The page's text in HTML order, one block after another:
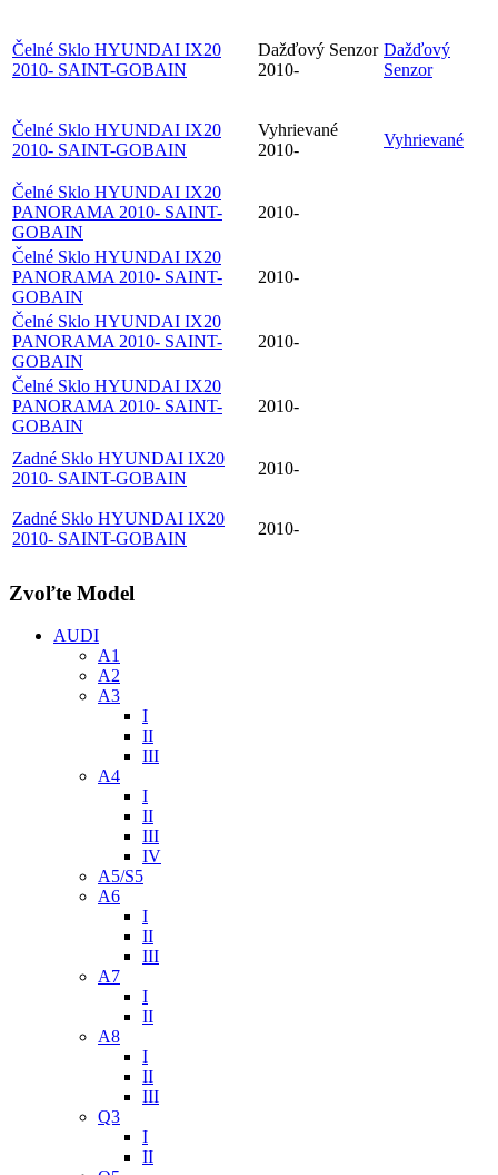
Čelné Sklo HYUNDAI IX20
2010- SAINT-GOBAIN
Dažďový Senzor
2010-
Dažďový
Senzor
Čelné Sklo HYUNDAI IX20
2010- SAINT-GOBAIN
Vyhrievané
2010-
Vyhrievané
Čelné Sklo HYUNDAI IX20
PANORAMA 2010- SAINT-
GOBAIN
2010-
Čelné Sklo HYUNDAI IX20
PANORAMA 2010- SAINT-
GOBAIN
2010-
Čelné Sklo HYUNDAI IX20
PANORAMA 2010- SAINT-
GOBAIN
2010-
Čelné Sklo HYUNDAI IX20
PANORAMA 2010- SAINT-
GOBAIN
2010-
Zadné Sklo HYUNDAI IX20
2010- SAINT-GOBAIN
2010-
Zadné Sklo HYUNDAI IX20
2010- SAINT-GOBAIN
2010-
Zvoľte Model
AUDI
A1
A2
A3
I
II
III
A4
I
II
III
IV
A5/S5
A6
I
II
III
A7
I
II
A8
I
II
III
Q3
I
II